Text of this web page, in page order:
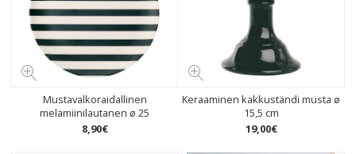
Mustavalkoraidallinen
melamiinilautanen ø 25
8,90€
Keraaminen kakkuständi musta ø
15,5 cm
19,00€